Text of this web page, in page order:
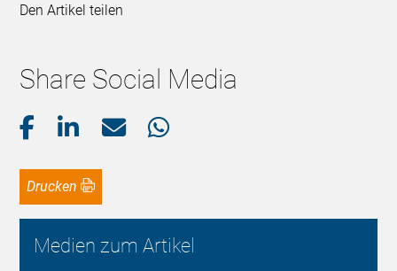
Den Artikel teilen
Share Social Media
Drucken
Medien zum Artikel